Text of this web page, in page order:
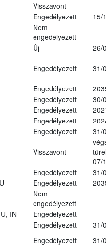
Visszavont
-
Engedélyezett
15/
Nem
engedélyezett
Új
26/
Engedélyezett 31/
Engedélyezett
Engedélyezett
30/
Engedélyezett
Engedélyezett
Engedélyezett 31/
Visszavont
07/
Engedélyezett
31/
Engedélyezett
Nem
engedélyezett
IN Engedélyezett
-
Engedélyezett
31/
Engedélyezett
31/